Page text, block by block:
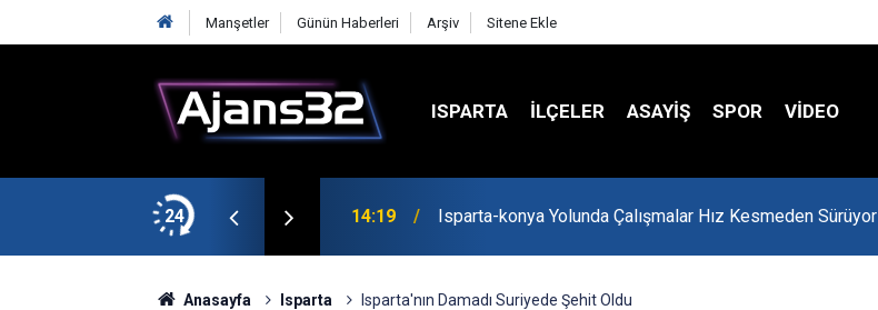
Manşetler Günün Haberleri Arşiv Sitene Ekle
ISPARTA İLÇELER ASAYİŞ SPOR VIDEO
24 14:19 Isparta-konya Yolunda Çalışmalar Hız Kesmeden Sürüyor
Anasayfa Isparta Isparta'nın Damadı Suriyede Şehit Oldu